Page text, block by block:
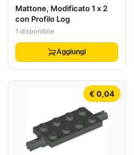
Mattone, Modificato 1 x 2
con Profilo Log
1 disponibile
Aggiungi
€ 0,04